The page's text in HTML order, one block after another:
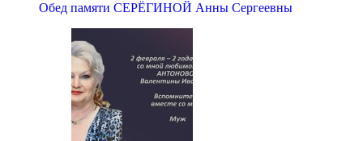
Обед памяти СЕРЁГИНОЙ Анны Сергеевны